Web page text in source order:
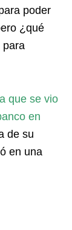
poder
¿qué
para
que se vio
en
de su
en una